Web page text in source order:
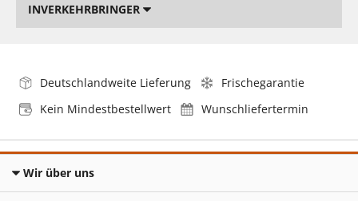
INVERKEHRBRINGER
Deutschlandweite Lieferung
Frischegarantie
Kein Mindestbestellwert
Wunschliefertermin
Wir über uns